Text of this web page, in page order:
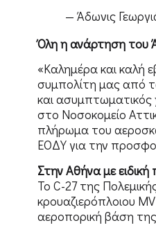
— Άδωνις
Όλη η ανάρτηση του
«Καλημέρα και καλή
συμπολίτη μας από
και ασυμπτωματικός
στο Νοσοκομείο
πλήρωμα του
ΕΟΔΥ για την
Στην Αθήνα με
Το C-27 της
κρουαζιερόπλοιου
αεροπορική βάση